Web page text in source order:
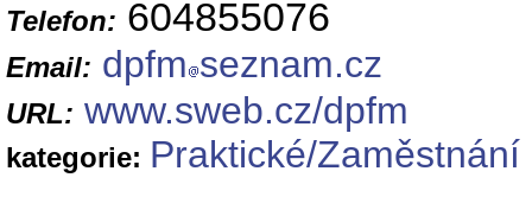
Telefon: 604855076
Email: dpfm seznam.cz
URL: www.sweb.cz/dpfm
kategorie: Praktické/